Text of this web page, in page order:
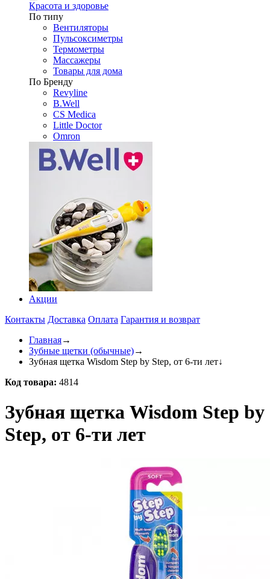
Красота и здоровье
По типу
Вентиляторы
Пульсоксиметры
Термометры
Массажеры
Товары для дома
По Бренду
Revyline
B.Well
CS Medica
Little Doctor
Omron
Акции
Контакты Доставка Оплата Гарантия и возврат
Главная→
Зубные щетки (обычные)→
Зубная щетка Wisdom Step by Step, от 6-ти лет↓
Код товара: 4814
Зубная щетка Wisdom Step by
Step, от 6-ти лет